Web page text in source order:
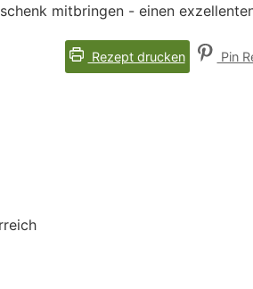
mitbringen - einen
Rezept drucken Pin